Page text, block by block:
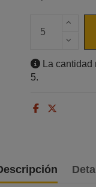
Cantidad de
La cantidad
5.